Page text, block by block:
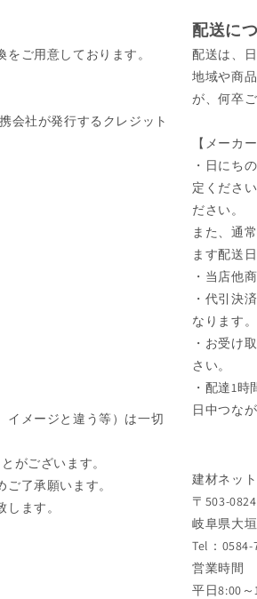
ご用意しております。
会社が発行するクレジット
イメージと違う等）は一切
がございます。
了承願います。
ます。
配送に
配送は、
地域や商
が、何卒
【メーカ
・日にち
定くださ
ださい。
また、通
ます配送
・当店他
・代引決
なります。
・お受け
さい。
・配達1
日中つな
建材ネッ
〒503-0824
岐阜県大
Tel：0584-
営業時間
平日8:00